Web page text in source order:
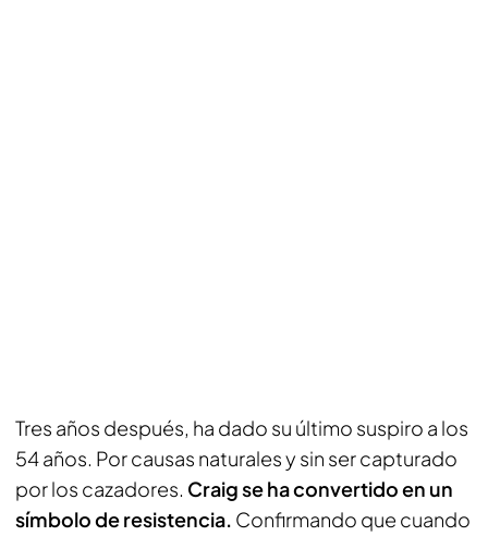
Tres años después, ha dado su último suspiro a los
54 años. Por causas naturales y sin ser capturado
por los cazadores. Craig se ha convertido en un
símbolo de resistencia. Confirmando que cuando